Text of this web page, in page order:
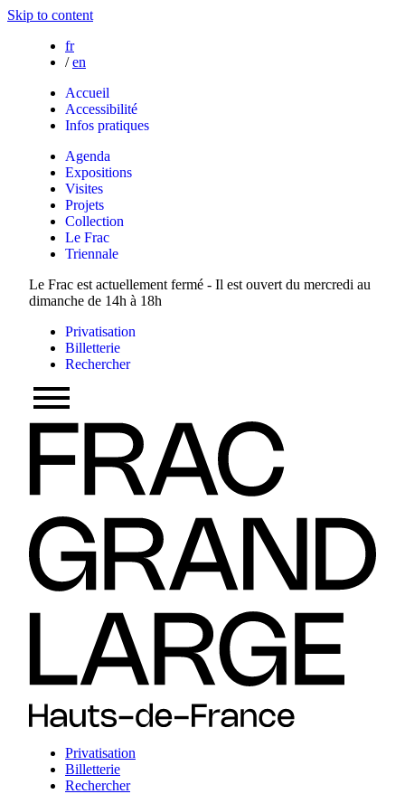
Skip to content
fr
/ en
Accueil
Accessibilité
Infos pratiques
Agenda
Expositions
Visites
Projets
Collection
Le Frac
Triennale
Le Frac est actuellement fermé - Il est ouvert du mercredi au
dimanche de 14h à 18h
Privatisation
Billetterie
Rechercher
Privatisation
Billetterie
Rechercher